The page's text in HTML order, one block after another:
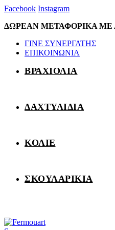
Facebook Instagram
ΔΩΡΕΑΝ ΜΕΤΑΦΟΡΙΚΑ ΜΕ
ΓΙΝΕ ΣΥΝΕΡΓΑΤΗΣ
ΕΠΙΚΟΙΝΩΝΙΑ
ΒΡΑΧΙΟΛΙΑ
ΔΑΧΤΥΛΙΔΙΑ
ΚΟΛΙΕ
ΣΚΟΥΛΑΡΙΚΙΑ